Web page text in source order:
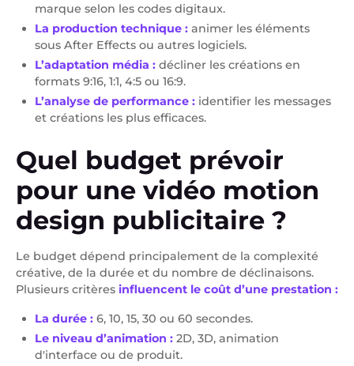
marque selon les codes digitaux.
La production technique : animer les éléments
sous After Effects ou autres logiciels.
L’adaptation média : décliner les créations en
formats 9:16, 1:1, 4:5 ou 16:9.
L’analyse de performance : identifier les messages
et créations les plus efficaces.
Quel budget prévoir
pour une vidéo motion
design publicitaire ?
Le budget dépend principalement de la complexité
créative, de la durée et du nombre de déclinaisons.
Plusieurs critères influencent le coût d’une prestation :
La durée : 6, 10, 15, 30 ou 60 secondes.
Le niveau d’animation : 2D, 3D, animation
d'interface ou de produit.